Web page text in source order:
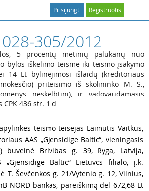
Registruotis
Prisijungti
305/2012
5 procentų metinių palūkanų nuo
bylos iškėlimo teisme iki teismo įsakymo
14 Lt bylinėjimosi išlaidų (kreditoriaus
priteisimo iš skolininko M. S.,
neskelbtini), ir vadovaudamasis
CPK 436 str. 1 d
teismo teisėjas Laimutis Vaitkus,
AAS „Gjensidige Baltic“, vieningasis
Brivibas g. 39, Ryga, Latvija,
„Gjensidige Baltic“ Lietuvos filialo, į.k.
T. Ševčenkos g. 21/Vytenio g. 12, Vilnius,
NORD bankas, pareiškimą dėl 672,68 Lt